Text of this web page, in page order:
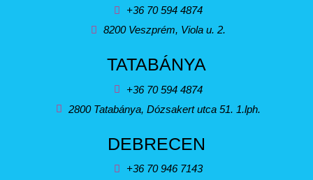
+36 70 594 4874
8200 Veszprém, Viola u. 2.
TATABÁNYA
+36 70 594 4874
2800 Tatabánya, Dózsakert utca 51. 1.lph.
DEBRECEN
+36 70 946 7143